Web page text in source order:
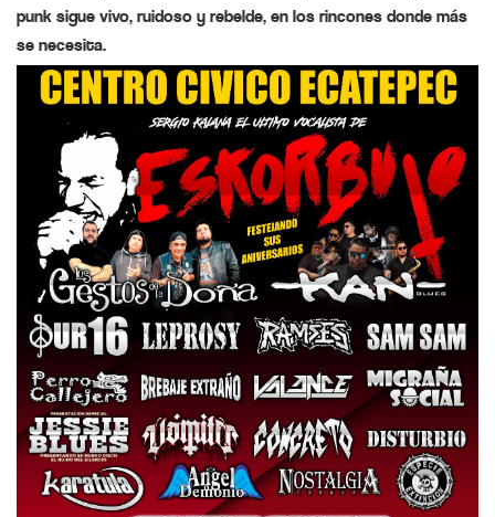
punk sigue vivo, ruidoso y rebelde, en los rincones donde más
se necesita.